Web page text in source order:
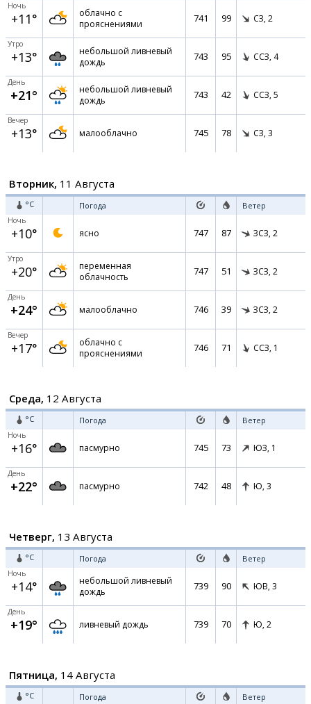
Ночь
+11°
облачно с
прояснениями
741 99 СЗ, 2
Утро
+13°
небольшой ливневый
дождь
743 95 ССЗ, 4
День
+21°
небольшой ливневый
дождь
743 42 ССЗ, 5
Вечер
+13° малооблачно 745 78 СЗ, 3
Вторник, 11 Августа
°C Погода Ветер
Ночь
+10° ясно 747 87 ЗСЗ, 2
Утро
+20°
переменная
облачность
747 51 ЗСЗ, 2
День
+24° малооблачно 746 39 ЗСЗ, 2
Вечер
+17°
облачно с
прояснениями
746 71 ССЗ, 1
Среда, 12 Августа
°C Погода Ветер
Ночь
+16° пасмурно 745 73 ЮЗ, 1
День
+22° пасмурно 742 48 Ю, 3
Четверг, 13 Августа
°C Погода Ветер
Ночь
+14°
небольшой ливневый
дождь
739 90 ЮВ, 3
День
+19° ливневый дождь 739 70 Ю, 2
Пятница, 14 Августа
°C Погода Ветер